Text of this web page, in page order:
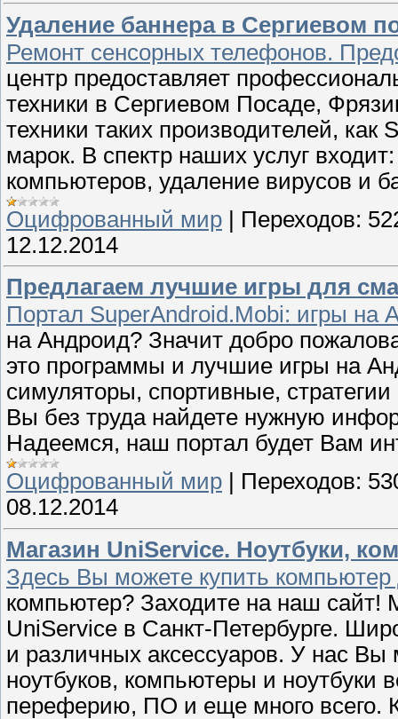
Удаление баннера в Сергиевом
Ремонт сенсорных телефонов.
центр предоставляет
техники в Сергиевом Посаде,
техники таких производителей, как
марок. В спектр наших услуг
компьютеров, удаление вирусов и
Оцифрованный мир | Переходов:
12.12.2014
Предлагаем лучшие игры для
Портал SuperAndroid.Mobi: игры на
на Андроид? Значит добро
это программы и лучшие игры на
симуляторы, спортивные,
Вы без труда найдете нужную
Надеемся, наш портал будет Вам
Оцифрованный мир
Переходов:
08.12.2014
Магазин UniService. Ноутбуки,
Здесь Вы можете купить
компьютер? Заходите на наш сайт!
UniService в Санкт-Петербурге.
и различных аксессуаров. У нас Вы
ноутбуков, компьютеры и ноутбуки
переферию, ПО и еще много всего.